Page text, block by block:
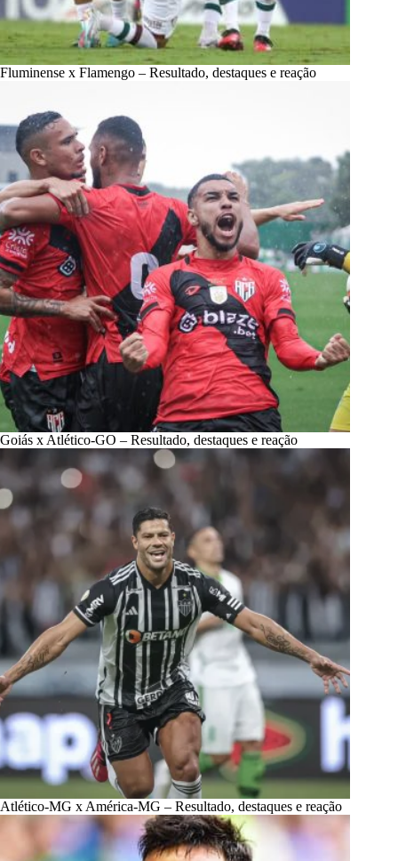
Fluminense x Flamengo – Resultado, destaques e reação
Goiás x Atlético-GO – Resultado, destaques e reação
Atlético-MG x América-MG – Resultado, destaques e reação